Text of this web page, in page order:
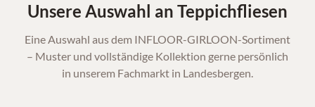
Unsere Auswahl an Teppichfliesen
Eine Auswahl aus dem INFLOOR-GIRLOON-Sortiment
– Muster und vollständige Kollektion gerne persönlich
in unserem Fachmarkt in Landesbergen.